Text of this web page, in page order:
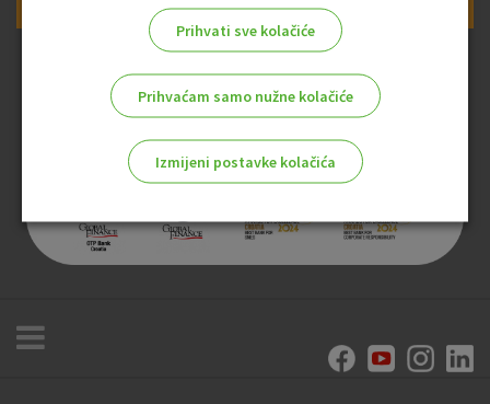
Prihvati sve kolačiće
Prihvaćam samo nužne kolačiće
Izmijeni postavke kolačića